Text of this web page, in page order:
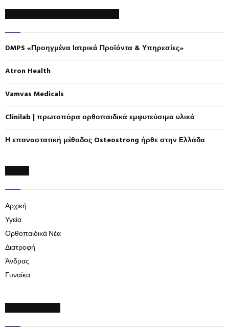
c
o
r
:
R
C
DMPS «Προηγμένα Ιατρικά Προϊόντα & Υπηρεσίες»
Atron Health
Vamvas Medicals
Clinilab | πρωτοπόρα ορθοπαιδικά εμφυτεύσιμα υλικά
Η επαναστατική μέθοδος Osteostrong ήρθε στην Ελλάδα
Αρχική
Υγεία
Ορθοπαιδικά Νέα
Διατροφή
Άνδρας
Γυναίκα